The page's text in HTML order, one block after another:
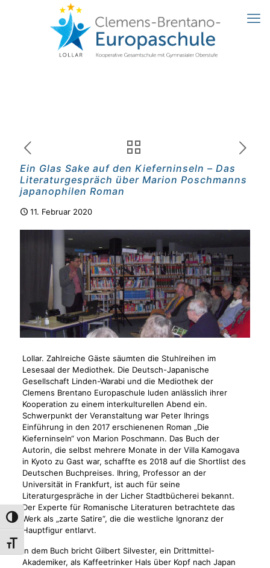
Umschalten auf hohe Kontraste
Schrift vergrößern
Ein Glas Sake auf den Kieferninseln – Das
Literaturgespräch über Marion Poschmanns
japanophilen Roman
11. Februar 2020
Lollar. Zahlreiche Gäste säumten die Stuhlreihen im
Lesesaal der Mediothek. Die Deutsch-Japanische
Gesellschaft Linden-Warabi und die Mediothek der
Clemens Brentano Europaschule luden anlässlich ihrer
Kooperation zu einem interkulturellen Abend ein.
Schwerpunkt der Veranstaltung war Peter Ihrings
Einführung in den 2017 erschienenen Roman „Die
Kieferninseln“ von Marion Poschmann. Das Buch der
Autorin, die selbst mehrere Monate in der Villa Kamogava
in Kyoto zu Gast war, schaffte es 2018 auf die Shortlist des
Deutschen Buchpreises. Ihring, Professor an der
Universität in Frankfurt, ist auch für seine
Literaturgespräche in der Licher Stadtbücherei bekannt.
Der Experte für Romanische Literaturen betrachtete das
Werk als „zarte Satire“, die die westliche Ignoranz der
Hauptfigur entlarvt.
In dem Buch bricht Gilbert Silvester, ein Drittmittel-
Akademiker, als Kaffeetrinker Hals über Kopf nach Japan